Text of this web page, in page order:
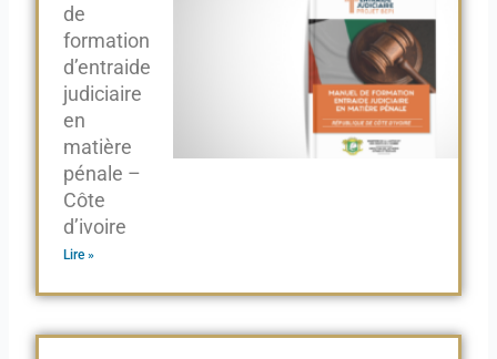
de
formation
d’entraide
judiciaire
en
matière
pénale –
Côte
d’ivoire
Lire »